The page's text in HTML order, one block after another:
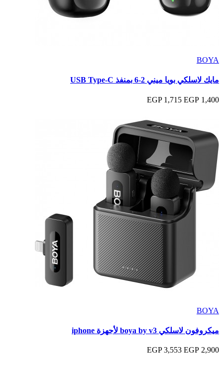
BOYA
مايك لاسلكي بويا ميني 2-6 بمنفذ USB Type-C
1,400 EGP
1,715 EGP
BOYA
ميكروفون لاسلكي boya by v3 لأجهزة iphone
2,900 EGP
3,553 EGP